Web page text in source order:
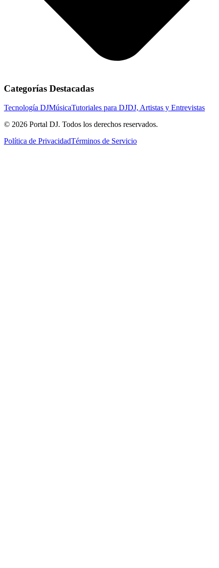
Categorías Destacadas
Tecnología DJMúsicaTutoriales para DJDJ, Artistas y Entrevistas
© 2026 Portal DJ. Todos los derechos reservados.
Política de PrivacidadTérminos de Servicio